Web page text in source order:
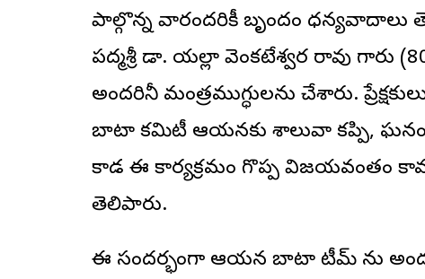
పాల్గొన్న వారందరికీ బృందం ధన్యవాదాలు
పద్మశ్రీ డా. యల్లా వెంకటేశ్వర రావు గారు
అందరినీ మంత్రముగ్ధులను చేశారు.
బాటా కమిటీ ఆయనకు శాలువా కప్పి,
కాడ ఈ కార్యక్రమం గొప్ప విజయవంతం
తెలిపారు.
ఈ సందర్భంగా ఆయన బాటా టీమ్‌ ను